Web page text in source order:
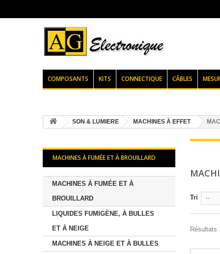
COMPOSANTS KITS CONNECTIQUE CÂBLES
SON & LUMIERE MACHINES À EFFET
MACHINES À FUMÉE ET À BROUILLARD
MACHINES À FUMÉE ET À
BROUILLARD
LIQUIDES FUMIGÈNE, À BULLES
ET À NEIGE
MACHINES À NEIGE ET À BULLES
Tri --
Résultats